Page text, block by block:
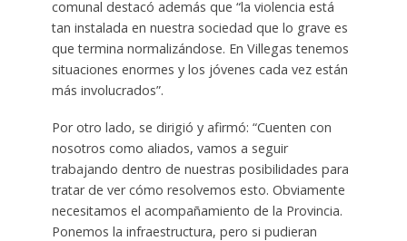
comunal destacó además que “la violencia está
tan instalada en nuestra sociedad que lo grave es
que termina normalizándose. En Villegas tenemos
situaciones enormes y los jóvenes cada vez están
más involucrados”.
Por otro lado, se dirigió y afirmó: “Cuenten con
nosotros como aliados, vamos a seguir
trabajando dentro de nuestras posibilidades para
tratar de ver cómo resolvemos esto. Obviamente
necesitamos el acompañamiento de la Provincia.
Ponemos la infraestructura, pero si pudieran